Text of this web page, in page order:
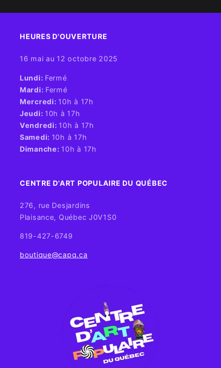
HEURES D'OUVERTURE​
16 mai au 12 octobre 2025
​Lundi: Fermé
Mardi: Fermé
Mercredi: 10h à 17h
Jeudi: 10h à 17h
Vendredi: 10h à 17h
Samedi: 10h à 17h
Dimanche: 10h à 17h
CENTRE D'ART POPULAIRE DU QUÉBEC
276, rue Desjardins
Plaisance, Québec J0V1S0
819-427-6749
boutique@capq.ca